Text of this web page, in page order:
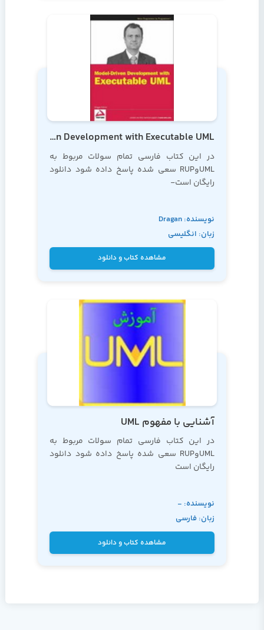
Model-Driven Development with Executable UML
در این کتاب فارسی تمام سولات مربوط به
UMLوRUP سعی شده پاسخ داده شود دانلود
رایگان است-
دورهآموزش UML
نویسنده: Dragan
Milicev
زبان: انگلیسی
مشاهده کتاب و دانلود
آشنایی با مفهوم UML
در این کتاب فارسی تمام سولات مربوط به
UMLوRUP سعی شده پاسخ داده شود دانلود
رایگان است
دورهآموزش UML
نویسنده: -
زبان: فارسی
مشاهده کتاب و دانلود